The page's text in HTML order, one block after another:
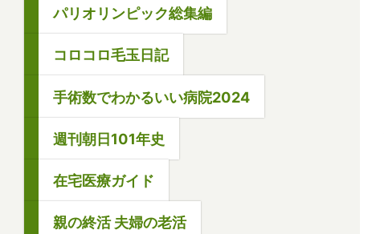
パリオリンピック総集編
コロコロ毛玉日記
手術数でわかるいい病院2024
週刊朝日101年史
在宅医療ガイド
親の終活 夫婦の老活